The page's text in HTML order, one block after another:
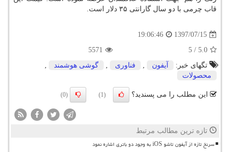
قاب چرمی با دو سال گارانتی ۳۵ دلار است.
1397/07/15
19:06:46
5.0
/
5
5571
تگهای خبر:
آیفون , فناوری , گوشی هوشمند
,
محصولات
این مطلب را می پسندید؟ (1)
(0)
تازه ترین مطالب مرتبط
سرنخ تازه از آیفون تاشو iOS به وجود دو باتری اشاره نمود